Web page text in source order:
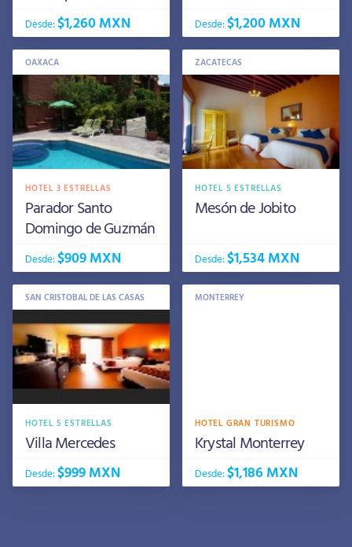
Desde:$1,260 MXN Desde:$1,200 MXN
OAXACA
HOTEL 3 ESTRELLAS
Parador Santo
Domingo de Guzmán
Desde:$909 MXN
ZACATECAS
HOTEL 5 ESTRELLAS
Mesón de Jobito
Desde:$1,534 MXN
SAN CRISTOBAL DE LAS CASAS
HOTEL 5 ESTRELLAS
Villa Mercedes
Desde:$999 MXN
MONTERREY
HOTEL GRAN TURISMO
Krystal Monterrey
Desde:$1,186 MXN